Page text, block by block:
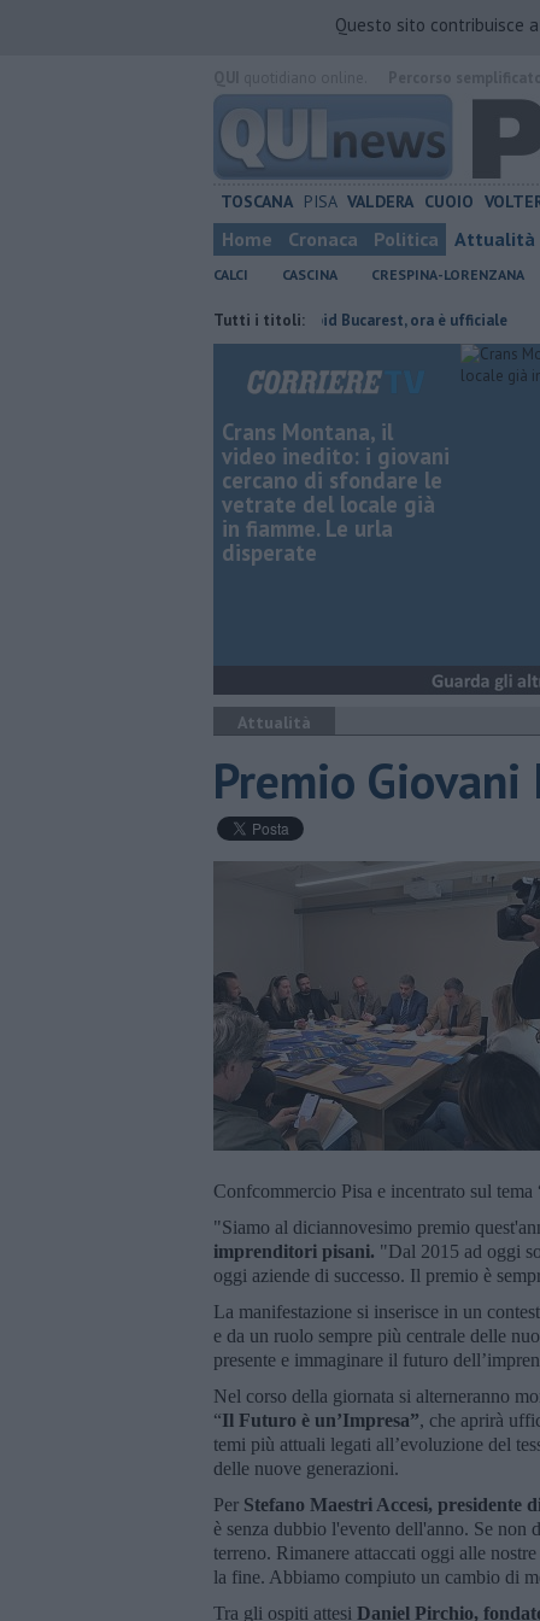
Questo sito contribuisce
TOSCANA PISA VALDERA CUOIO
Home Cronaca Politica Attualità
CALCI CASCINA CRESPINA-LORENZANA
Tutti i titoli:
Stojilkovic al Rapid Bucarest, ora è ufficiale Takeda
Crans Montana, il
video inedito: i giovani
cercano di sfondare le
vetrate del locale già
in fiamme. Le urla
disperate
Attualità
Premio
Confcommercio Pisa e incentrato sul tema
"Siamo al diciannovesimo premio
imprenditori pisani. "Dal 2015 ad oggi
oggi aziende di successo. Il premio è
La manifestazione si inserisce in un
e da un ruolo sempre più centrale delle
presente e immaginare il futuro
Nel corso della giornata si alterneranno
“Il Futuro è un’Impresa”, che aprirà
temi più attuali legati all’evoluzione del
delle nuove generazioni.
Per Stefano Maestri Accesi, presidente
è senza dubbio l'evento dell'anno. Se
terreno. Rimanere attaccati oggi alle
la fine. Abbiamo compiuto un cambio di
Tra gli ospiti attesi Daniel Pirchio,